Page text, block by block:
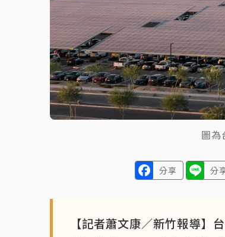
圖為
分享 分
【記者蕭文康／新竹報導】